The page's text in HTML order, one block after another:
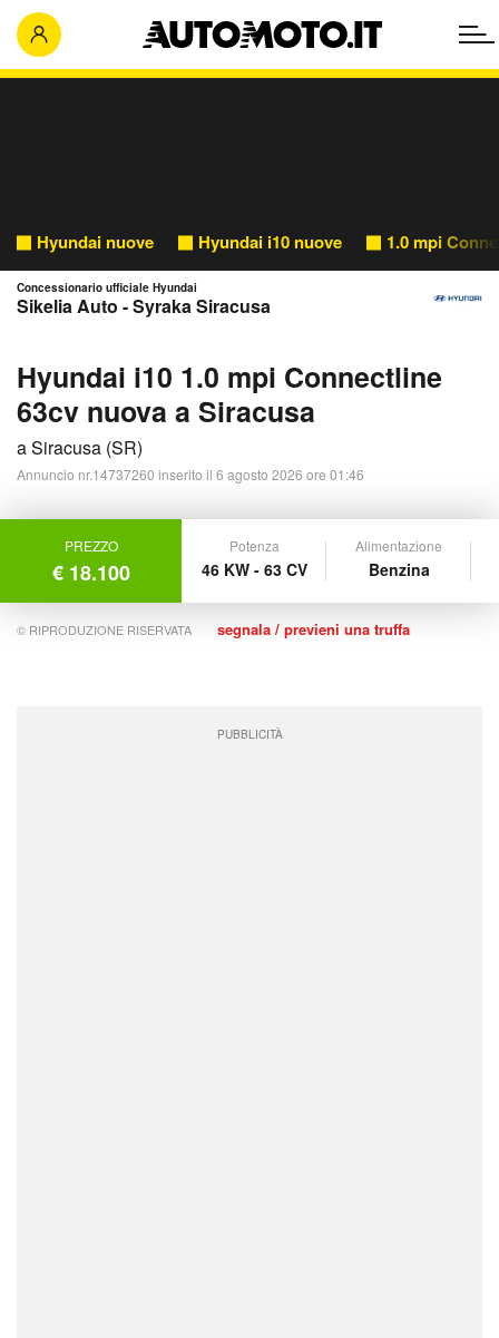
Hyundai nuove Hyundai i10 nuove 1.0 mpi
Hyundai i10 1.0 mpi Connectline
63cv nuova a Siracusa
a Siracusa (SR)
Annuncio nr.14737260 inserito il 6 agosto 2026 ore 01:46
Concessionario ufficiale Hyundai
Sikelia Auto - Syraka Siracusa
PREZZO
€ 18.100
Potenza
46 KW - 63 CV
Alimentazione
Benzina
© RIPRODUZIONE RISERVATA segnala / previeni una truffa
PUBBLICITÀ